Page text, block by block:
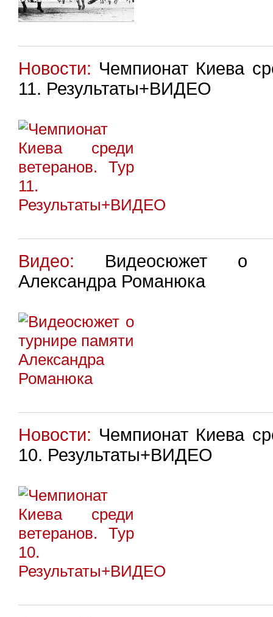
Новости: Чемпионат Киева
11. Результаты+ВИДЕО
Видео: Видеосюжет о
Александра Романюка
Новости: Чемпионат Киева
10. Результаты+ВИДЕО